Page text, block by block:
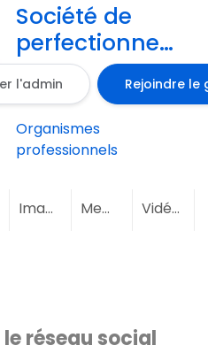
Société de
radiologique
post
universitaire
du Rhône
l'admin Rejoindre le
Organismes
professionnels
Images Membres (2)Vidéos
réseau social